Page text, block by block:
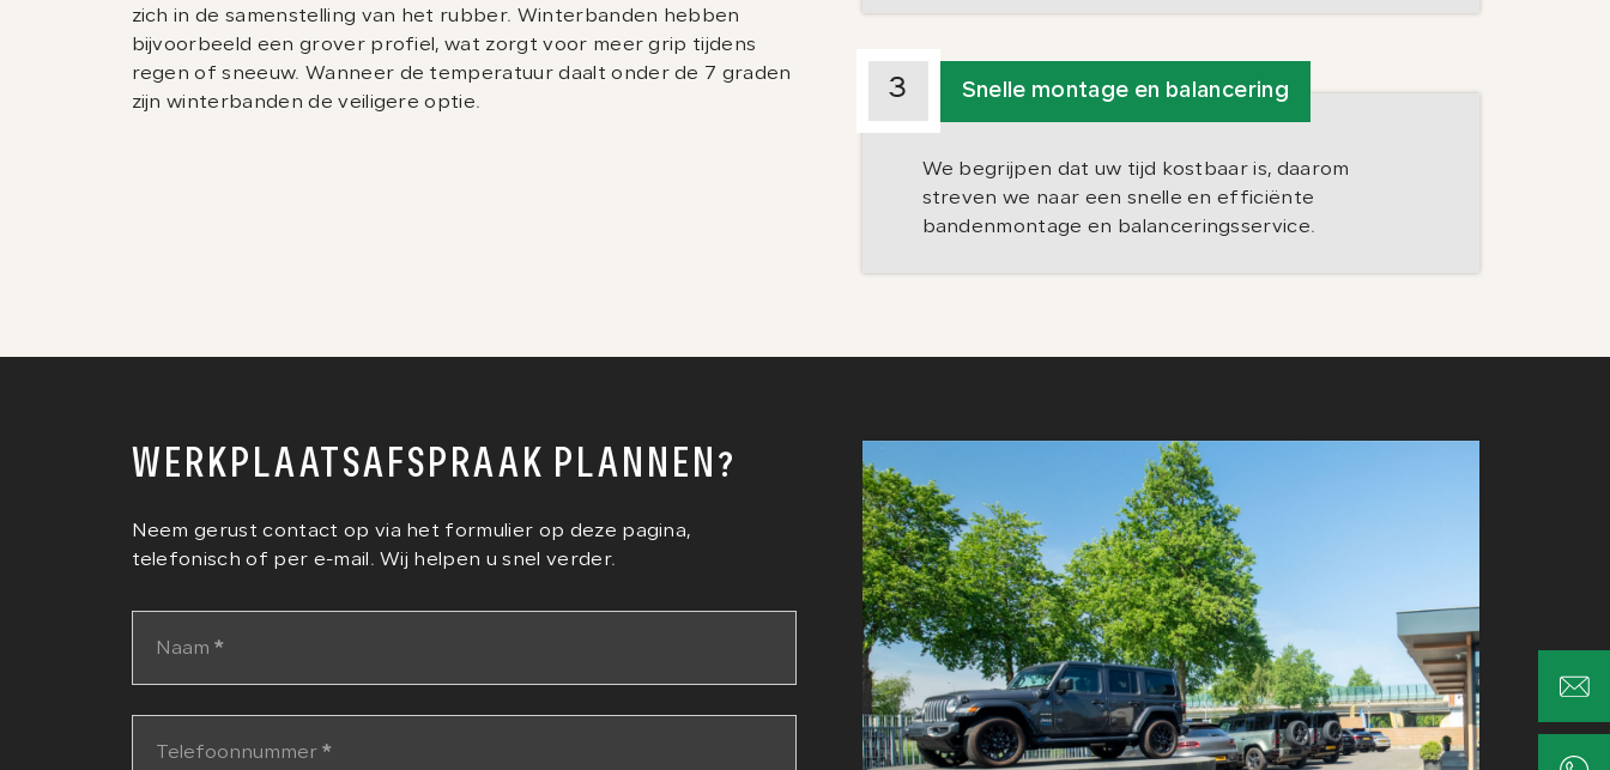
zich in de samenstelling van het rubber. Winterbanden hebben
bijvoorbeeld een grover profiel, wat zorgt voor meer grip tijdens
regen of sneeuw. Wanneer de temperatuur daalt onder de 7 graden
zijn winterbanden de veiligere optie.
3 Snelle montage en balancering
We begrijpen dat uw tijd kostbaar is, daarom
streven we naar een snelle en efficiënte
bandenmontage en balanceringsservice.
WERKPLAATSAFSPRAAK PLANNEN?
Neem gerust contact op via het formulier op deze pagina,
telefonisch of per e-mail. Wij helpen u snel verder.
Naam *
Telefoonnummer *